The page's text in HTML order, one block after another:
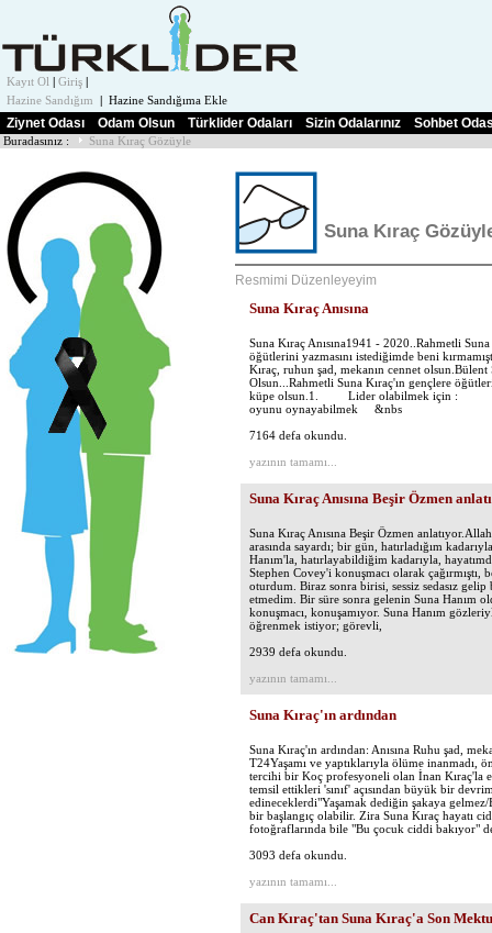
Kayıt Ol Giriş
Hazine Sandığım
Hazine Sandığıma Ekle
Ziynet Odası Odam Olsun Türklider Odaları Sizin Odalarınız Sohbet
Buradasınız : Suna Kıraç Gözüyle
Suna Kıraç
Resmimi Düzenleyeyim
Suna Kıraç Anısına
Suna Kıraç Anısına1941 - 2020..Rahmetli
öğütlerini yazmasını istediğimde beni
Kıraç, ruhun şad, mekanın cennet
Olsun...Rahmetli Suna Kıraç'ın gençlere
küpe olsun.1. Lider olabilmek için
oyunu oynayabilmek &nbs
7164 defa okundu.
yazının tamamı...
Suna Kıraç Anısına Beşir Özmen
Suna Kıraç Anısına Beşir Özmen
arasında sayardı; bir gün, hatırladığım
Hanım'la, hatırlayabildiğim kadarıyla,
Stephen Covey'i konuşmacı olarak
oturdum. Biraz sonra birisi, sessiz sedasız
etmedim. Bir süre sonra gelenin Suna Hanım
konuşmacı, konuşamıyor. Suna Hanım
öğrenmek istiyor; görevli,
2939 defa okundu.
yazının tamamı...
Suna Kıraç'ın ardından
Suna Kıraç'ın ardından: Anısına Ruhu şad,
T24Yaşamı ve yaptıklarıyla ölüme inanmadı,
tercihi bir Koç profesyoneli olan İnan Kıraç'la
temsil ettikleri 'sınıf' açısından büyük bir
edineceklerdi"Yaşamak dediğin şakaya
bir başlangıç olabilir. Zira Suna Kıraç hayatı
fotoğraflarında bile "Bu çocuk ciddi bakıyor"
3093 defa okundu.
yazının tamamı...
Can Kıraç'tan Suna Kıraç'a Son